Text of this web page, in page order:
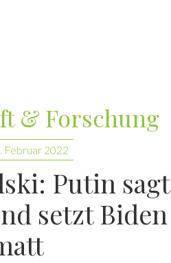
& Forschung
Februar 2022
Putin sagt
setzt Biden